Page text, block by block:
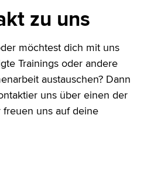
zu uns
möchtest dich mit uns
Trainings oder andere
austauschen? Dann
uns über einen der
uns auf deine